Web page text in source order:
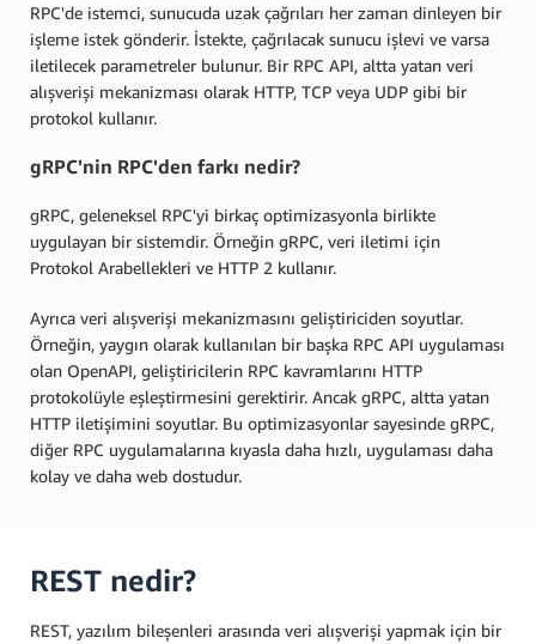
RPC'de istemci, sunucuda uzak çağrıları her zaman dinleyen bir
işleme istek gönderir. İstekte, çağrılacak sunucu işlevi ve varsa
iletilecek parametreler bulunur. Bir RPC API, altta yatan veri
alışverişi mekanizması olarak HTTP, TCP veya UDP gibi bir
protokol kullanır.
gRPC'nin RPC'den farkı nedir?
gRPC, geleneksel RPC'yi birkaç optimizasyonla birlikte
uygulayan bir sistemdir. Örneğin gRPC, veri iletimi için
Protokol Arabellekleri ve HTTP 2 kullanır.
Ayrıca veri alışverişi mekanizmasını geliştiriciden soyutlar.
Örneğin, yaygın olarak kullanılan bir başka RPC API uygulaması
olan OpenAPI, geliştiricilerin RPC kavramlarını HTTP
protokolüyle eşleştirmesini gerektirir. Ancak gRPC, altta yatan
HTTP iletişimini soyutlar. Bu optimizasyonlar sayesinde gRPC,
diğer RPC uygulamalarına kıyasla daha hızlı, uygulaması daha
kolay ve daha web dostudur.
REST nedir?
REST, yazılım bileşenleri arasında veri alışverişi yapmak için bir